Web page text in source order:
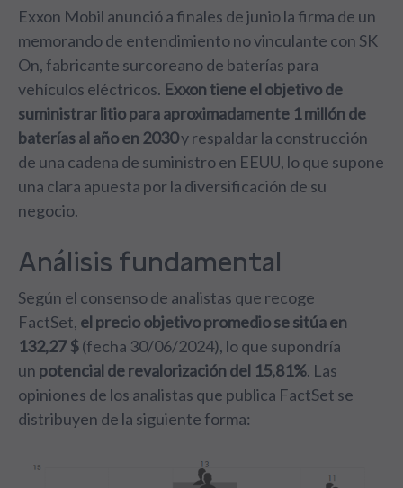
Exxon Mobil anunció a finales de junio la firma de un
memorando de entendimiento no vinculante con SK
On, fabricante surcoreano de baterías para
vehículos eléctricos. Exxon tiene el objetivo de
suministrar litio para aproximadamente 1 millón de
baterías al año en 2030y respaldar la construcción
de una cadena de suministro en EEUU, lo que supone
una clara apuesta por la diversificación de su
negocio.
Análisis fundamental
Según el consenso de analistas que recoge
FactSet, el precio objetivo promedio se sitúa en
132,27 $(fecha 30/06/2024), lo que supondría
un potencial de revalorización del 15,81%. Las
opiniones de los analistas que publica FactSet se
distribuyen de la siguiente forma: